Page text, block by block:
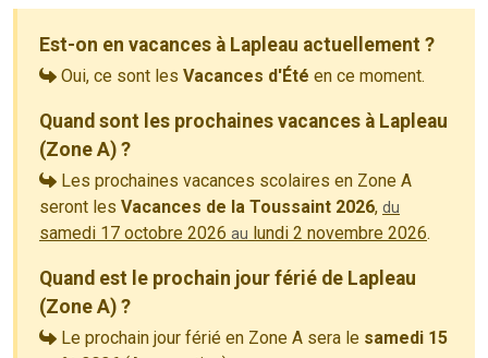
Est-on en vacances à Lapleau actuellement ?
Oui, ce sont les Vacances d'Été en ce moment.
Quand sont les prochaines vacances à Lapleau
(Zone A) ?
Les prochaines vacances scolaires en Zone A
seront les Vacances de la Toussaint 2026, du
samedi 17 octobre 2026 au lundi 2 novembre 2026.
Quand est le prochain jour férié de Lapleau
(Zone A) ?
Le prochain jour férié en Zone A sera le samedi 15